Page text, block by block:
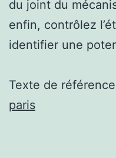
du joint du
enfin, contrôlez
identifier une
Texte de
paris